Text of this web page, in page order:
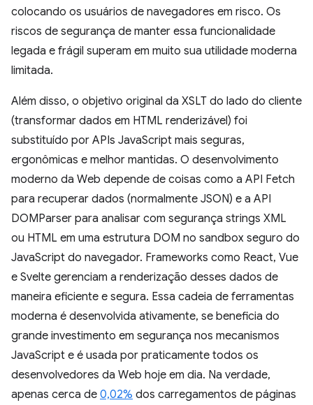
colocando os usuários de navegadores em risco. Os
riscos de segurança de manter essa funcionalidade
legada e frágil superam em muito sua utilidade moderna
limitada.
Além disso, o objetivo original da XSLT do lado do cliente
(transformar dados em HTML renderizável) foi
substituído por APIs JavaScript mais seguras,
ergonômicas e melhor mantidas. O desenvolvimento
moderno da Web depende de coisas como a API Fetch
para recuperar dados (normalmente JSON) e a API
DOMParser para analisar com segurança strings XML
ou HTML em uma estrutura DOM no sandbox seguro do
JavaScript do navegador. Frameworks como React, Vue
e Svelte gerenciam a renderização desses dados de
maneira eficiente e segura. Essa cadeia de ferramentas
moderna é desenvolvida ativamente, se beneficia do
grande investimento em segurança nos mecanismos
JavaScript e é usada por praticamente todos os
desenvolvedores da Web hoje em dia. Na verdade,
apenas cerca de 0,02% dos carregamentos de páginas